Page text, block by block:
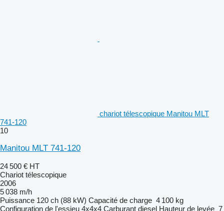
chariot télescopique Manitou MLT
741-120
10
Manitou MLT 741-120
24 500 € HT
Chariot télescopique
2006
5 038 m/h
Puissance 120 ch (88 kW) Capacité de charge 4 100 kg
Configuration de l'essieu 4x4x4 Carburant diesel Hauteur de levée 7